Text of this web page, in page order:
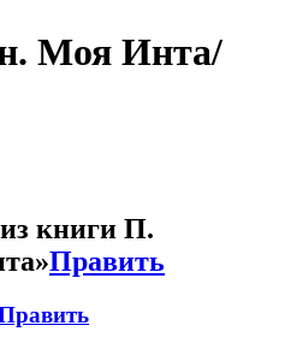
Моя Инта/
книги П.
Править